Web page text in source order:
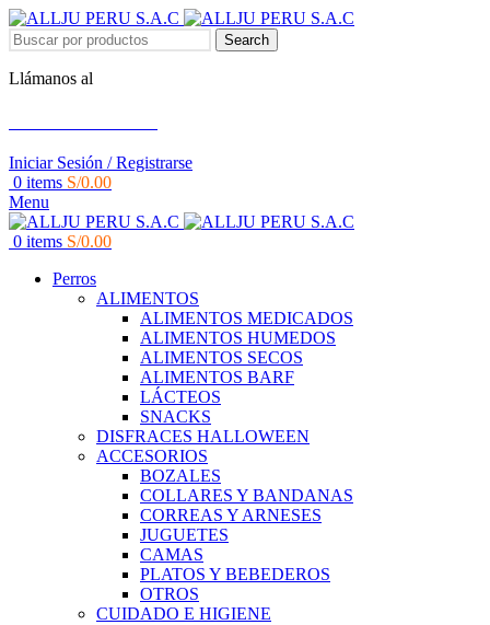
Search
Llámanos al
Iniciar Sesión / Registrarse
0 items S/0.00
Menu
0 items S/0.00
Perros
ALIMENTOS
ALIMENTOS MEDICADOS
ALIMENTOS HUMEDOS
ALIMENTOS SECOS
ALIMENTOS BARF
LÁCTEOS
SNACKS
DISFRACES HALLOWEEN
ACCESORIOS
BOZALES
COLLARES Y BANDANAS
CORREAS Y ARNESES
JUGUETES
CAMAS
PLATOS Y BEBEDEROS
OTROS
CUIDADO E HIGIENE